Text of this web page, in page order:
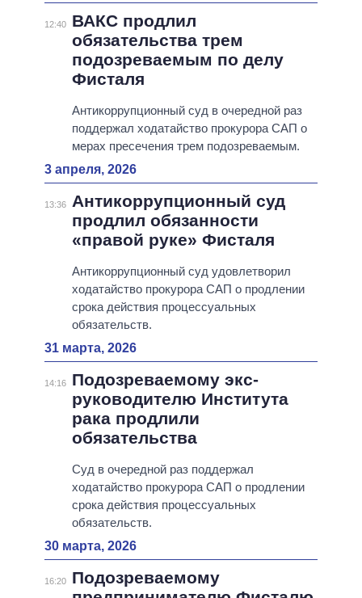
12:40
ВАКС продлил
обязательства трем
подозреваемым по делу
Фисталя
Антикоррупционный суд в очередной раз
поддержал ходатайство прокурора САП о
мерах пресечения трем подозреваемым.
3 апреля, 2026
13:36
Антикоррупционный суд
продлил обязанности
«правой руке» Фисталя
Антикоррупционный суд удовлетворил
ходатайство прокурора САП о продлении
срока действия процессуальных
обязательств.
31 марта, 2026
14:16
Подозреваемому экс-
руководителю Института
рака продлили
обязательства
Суд в очередной раз поддержал
ходатайство прокурора САП о продлении
срока действия процессуальных
обязательств.
30 марта, 2026
16:20
Подозреваемому